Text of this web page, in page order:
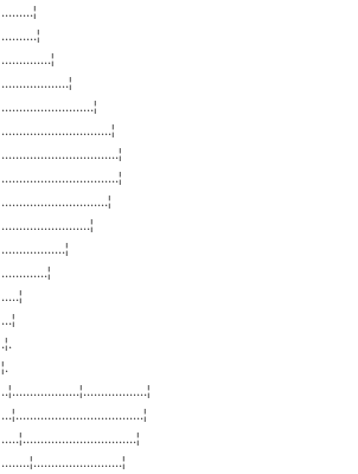
.........¦
..........¦
..............¦
...................¦
..........................¦
...............................¦
.................................¦
.................................¦
..............................¦
.........................¦
..................¦
.............¦
.....¦
...¦
.¦.
¦.
..¦...................¦..................¦
...¦....................................¦
.....¦................................¦
........¦.........................¦